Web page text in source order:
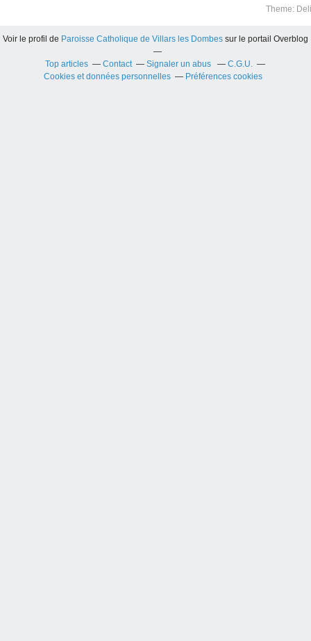
Theme:
Voir le profil de Paroisse Catholique de Villars les Dombes sur le portail Overblog
Top articles Contact Signaler un abus
C.G.U.
Cookies et données personnelles
Préférences cookies